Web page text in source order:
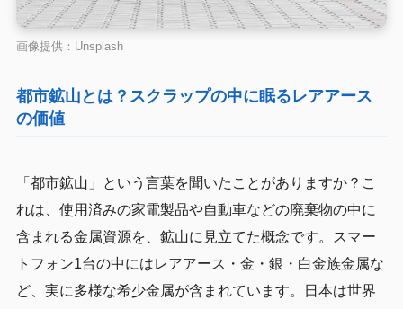
画像提供：Unsplash
都市鉱山とは？スクラップの中に眠るレアアース
の価値
「都市鉱山」という言葉を聞いたことがありますか？こ
れは、使用済みの家電製品や自動車などの廃棄物の中に
含まれる金属資源を、鉱山に見立てた概念です。スマー
トフォン1台の中にはレアアース・金・銀・白金族金属な
ど、実に多様な希少金属が含まれています。日本は世界